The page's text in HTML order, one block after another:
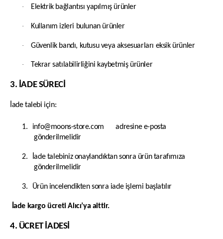
· Elektrik bağlantısı yapılmış ürünler
· Kullanım izleri bulunan ürünler
· Güvenlik bandı, kutusu veya aksesuarları eksik ürünler
· Tekrar satılabilirliğini kaybetmiş ürünler
3. İADE SÜRECİ
İade talebi için:
1. info@moons-store.com
adresine e-posta
gönderilmelidir
2.
İade talebiniz onaylandıktan sonra ürün tarafımıza
gönderilmelidir
3. Ürün incelendikten sonra iade işlemi başlatılır
İade kargo ücreti Alıcı’ya aittir.
4. ÜCRET İADESİ